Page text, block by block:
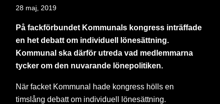
28 maj, 2019
På fackförbundet Kommunals kongress inträffade
en het debatt om individuell lönesättning.
Kommunal ska därför utreda vad medlemmarna
tycker om den nuvarande lönepolitiken.
När facket Kommunal hade kongress hölls en
timslång debatt om individuell lönesättning.